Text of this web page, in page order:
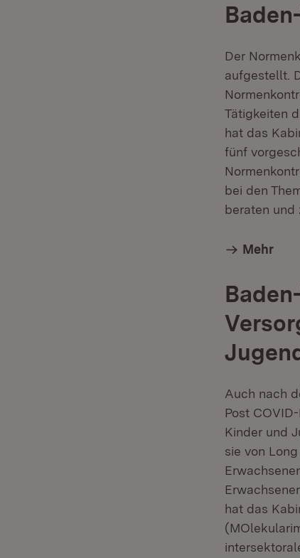
Der
aufgestellt.
Tätigkeiten
hat das
fünf
bei den
beraten und
Mehr
Auch nach
Post
Kinder und
sie von
hat das